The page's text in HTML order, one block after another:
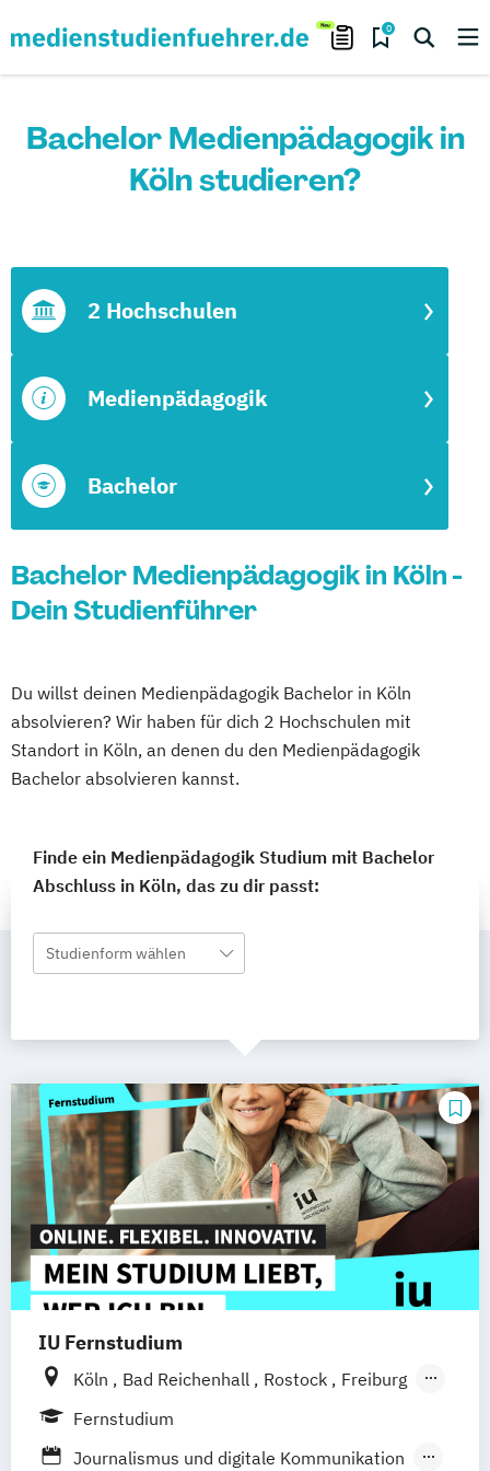
0
Bachelor Medienpädagogik in
Köln studieren?
Bachelor
Medienpädagogik
2 Hochschulen
Bachelor Medienpädagogik in Köln -
Dein Studienführer
Du willst deinen Medienpädagogik Bachelor in Köln
absolvieren? Wir haben für dich 2 Hochschulen mit
Standort in Köln, an denen du den Medienpädagogik
Bachelor absolvieren kannst.
Finde ein Medienpädagogik Studium mit Bachelor
Abschluss in Köln, das zu dir passt:
Studienform wählen
IU Fernstudium
Köln Bad Reichenhall Rostock
Freiburg
Kiel
Frankfurt am Main
Fernstudium
Journalismus und digitale Kommunikation